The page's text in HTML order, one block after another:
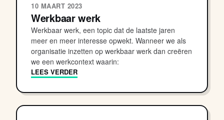
10 MAART 2023
Werkbaar werk
Werkbaar werk, een topic dat de laatste jaren
meer en meer interesse opwekt. Wanneer we als
organisatie inzetten op werkbaar werk dan creëren
we een werkcontext waarin:
LEES VERDER